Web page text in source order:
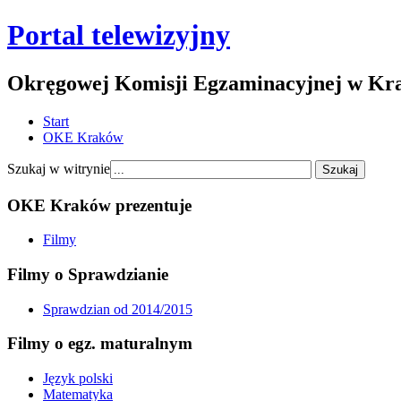
Portal telewizyjny
Okręgowej Komisji Egzaminacyjnej w
Start
OKE Kraków
Szukaj w witrynie
OKE Kraków prezentuje
Filmy
Filmy o Sprawdzianie
Sprawdzian od 2014/2015
Filmy o egz. maturalnym
Język polski
Matematyka